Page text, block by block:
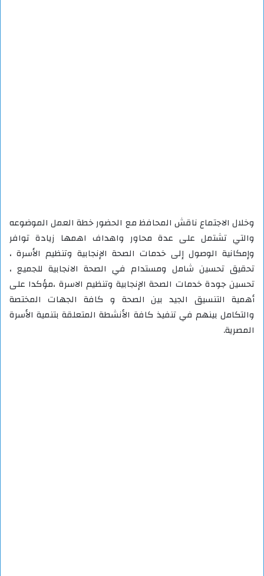
وخلال الاجتماع ناقش المحافظ مع الحضور خطة العمل الموضوعه
والتي تشتمل على عدة محاور واهداف اهمها زيادة توافر
وإمكانية الوصول إلى خدمات الصحة الإنجابية وتنظيم الأسرة ،
تحقيق تحسين شامل ومستدام في الصحة الانجابية للجميع ،
تحسين جودة خدمات الصحة الإنجابية وتنظيم الاسرة ،مؤكدا على
أهمية التنسيق الجيد بين الصحة و كافة الجهات المختصة
والتكامل بينهم في تنفيذ كافة الأنشطة المتعلقة بتنمية الأسرة
المصرية.